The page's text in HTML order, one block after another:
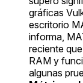
gráficas
escritorio
informa,
reciente
RAM y
algunas